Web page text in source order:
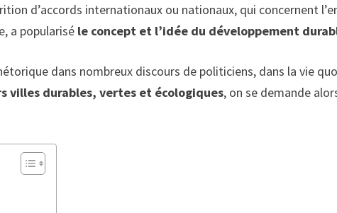
d’accords internationaux ou nationaux, qui concernent
a popularisé le concept et l’idée du développement
dans nombreux discours de politiciens, dans la vie
villes durables, vertes et écologiques, on se demande